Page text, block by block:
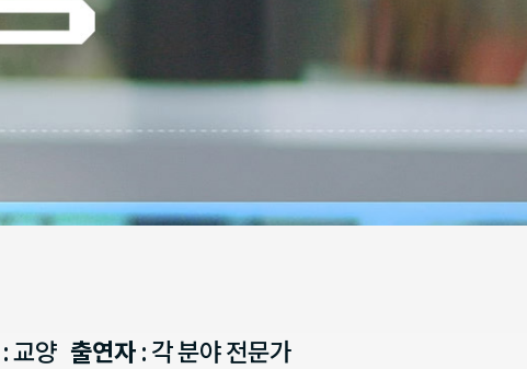
교양 출연자: 각 분야 전문가